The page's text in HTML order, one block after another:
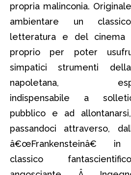
propria malinconia.
ambientare un
letteratura e del cinema
proprio per poter
simpatici strumenti
napoletana,
indispensabile a
pubblico e ad
passandoci attraverso,
â€œFrankensteinâ€ in
classico